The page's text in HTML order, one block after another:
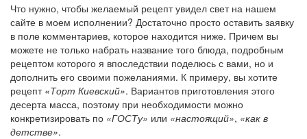
Что нужно, чтобы желаемый рецепт увидел свет на нашем
сайте в моем исполнении? Достаточно просто оставить заявку
в поле комментариев, которое находится ниже. Причем вы
можете не только набрать название того блюда, подробным
рецептом которого я впоследствии поделюсь с вами, но и
дополнить его своими пожеланиями. К примеру, вы хотите
рецепт «Торт Киевский». Вариантов приготовления этого
десерта масса, поэтому при необходимости можно
конкретизировать по «ГОСТу» или «настоящий», «как в
детстве».